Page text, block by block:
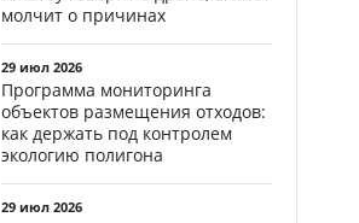
молчит о причинах
29 июл 2026
Программа мониторинга
объектов размещения отходов:
как держать под контролем
экологию полигона
29 июл 2026